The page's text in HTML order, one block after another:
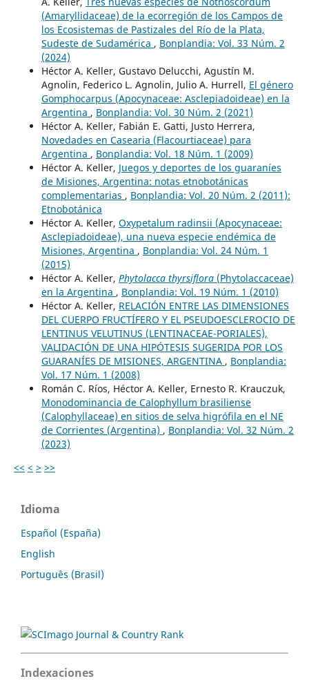
(Amaryllidaceae) de la ecorregión de los Campos de
los Ecosistemas de Pastizales del Río de la Plata,
Sudeste de Sudamérica , Bonplandia: Vol. 33 Núm. 2
(2024)
Héctor A. Keller, Gustavo Delucchi, Agustín M.
Agnolin, Federico L. Agnolin, Julio A. Hurrell, El género
Gomphocarpus (Apocynaceae: Asclepiadoideae) en la
Argentina , Bonplandia: Vol. 30 Núm. 2 (2021)
Héctor A. Keller, Fabián E. Gatti, Justo Herrera,
Novedades en Casearia (Flacourtiaceae) para
Argentina , Bonplandia: Vol. 18 Núm. 1 (2009)
Héctor A. Keller, Juegos y deportes de los guaraníes
de Misiones, Argentina: notas etnobotánicas
complementarias , Bonplandia: Vol. 20 Núm. 2 (2011):
Etnobotánica
Héctor A. Keller, Oxypetalum radinsii (Apocynaceae:
Asclepiadoideae), una nueva especie endémica de
Misiones, Argentina , Bonplandia: Vol. 24 Núm. 1
(2015)
Héctor A. Keller, Phytolacca thyrsiflora(Phytolaccaceae)
en la Argentina , Bonplandia: Vol. 19 Núm. 1 (2010)
Héctor A. Keller, RELACIÓN ENTRE LAS DIMENSIONES
DEL CUERPO FRUCTÍFERO Y EL PSEUDOESCLEROCIO DE
LENTINUS VELUTINUS (LENTINACEAE-PORIALES),
VALIDACIÓN DE UNA HIPÓTESIS SUGERIDA POR LOS
GUARANÍES DE MISIONES, ARGENTINA , Bonplandia:
Vol. 17 Núm. 1 (2008)
Román C. Ríos, Héctor A. Keller, Ernesto R. Krauczuk,
Monodominancia de Calophyllum brasiliense
(Calophyllaceae) en sitios de selva higrófila en el NE
de Corrientes (Argentina) , Bonplandia: Vol. 32 Núm. 2
(2023)
<< < > >>
Idioma
Español (España)
English
Português (Brasil)
Indexaciones